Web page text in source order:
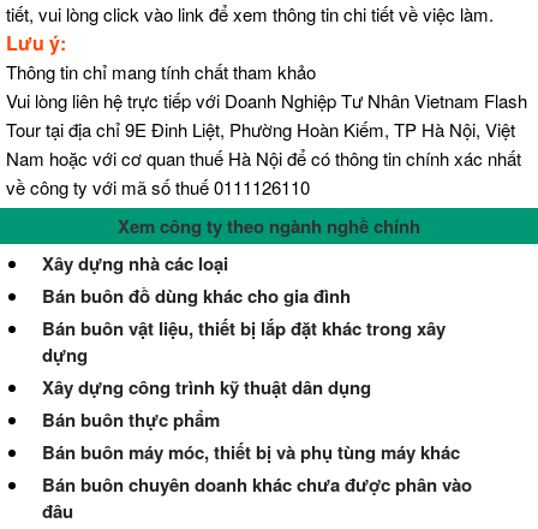
tiết, vui lòng click vào link để xem thông tin chi tiết về việc làm.
Lưu ý:
Thông tin chỉ mang tính chất tham khảo
Vui lòng liên hệ trực tiếp với Doanh Nghiệp Tư Nhân Vietnam Flash
Tour tại địa chỉ 9E Đinh Liệt, Phường Hoàn Kiếm, TP Hà Nội, Việt
Nam hoặc với cơ quan thuế Hà Nội để có thông tin chính xác nhất
về công ty với mã số thuế 0111126110
Xem công ty theo ngành nghề chính
Xây dựng nhà các loại
Bán buôn đồ dùng khác cho gia đình
Bán buôn vật liệu, thiết bị lắp đặt khác trong xây
dựng
Xây dựng công trình kỹ thuật dân dụng
Bán buôn thực phẩm
Bán buôn máy móc, thiết bị và phụ tùng máy khác
Bán buôn chuyên doanh khác chưa được phân vào
đâu